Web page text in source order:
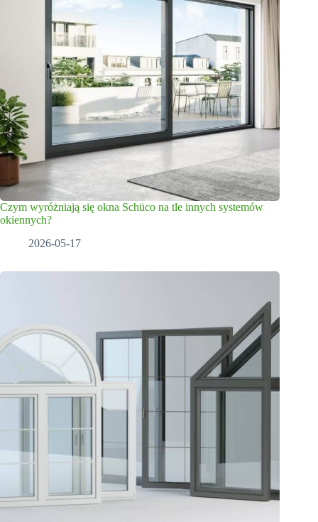
Czym wyróżniają się okna Schüco na tle innych systemów
okiennych?
2026-05-17